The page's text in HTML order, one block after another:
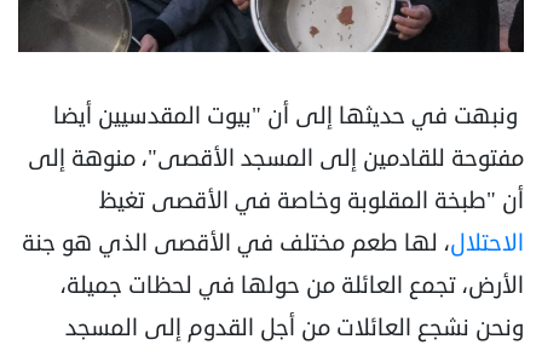
ونبهت في حديثها إلى أن "بيوت المقدسيين أيضا
مفتوحة للقادمين إلى المسجد الأقصى"، منوهة إلى
أن "طبخة المقلوبة وخاصة في الأقصى تغيظ
الاحتلال، لها طعم مختلف في الأقصى الذي هو جنة
الأرض، تجمع العائلة من حولها في لحظات جميلة،
ونحن نشجع العائلات من أجل القدوم إلى المسجد